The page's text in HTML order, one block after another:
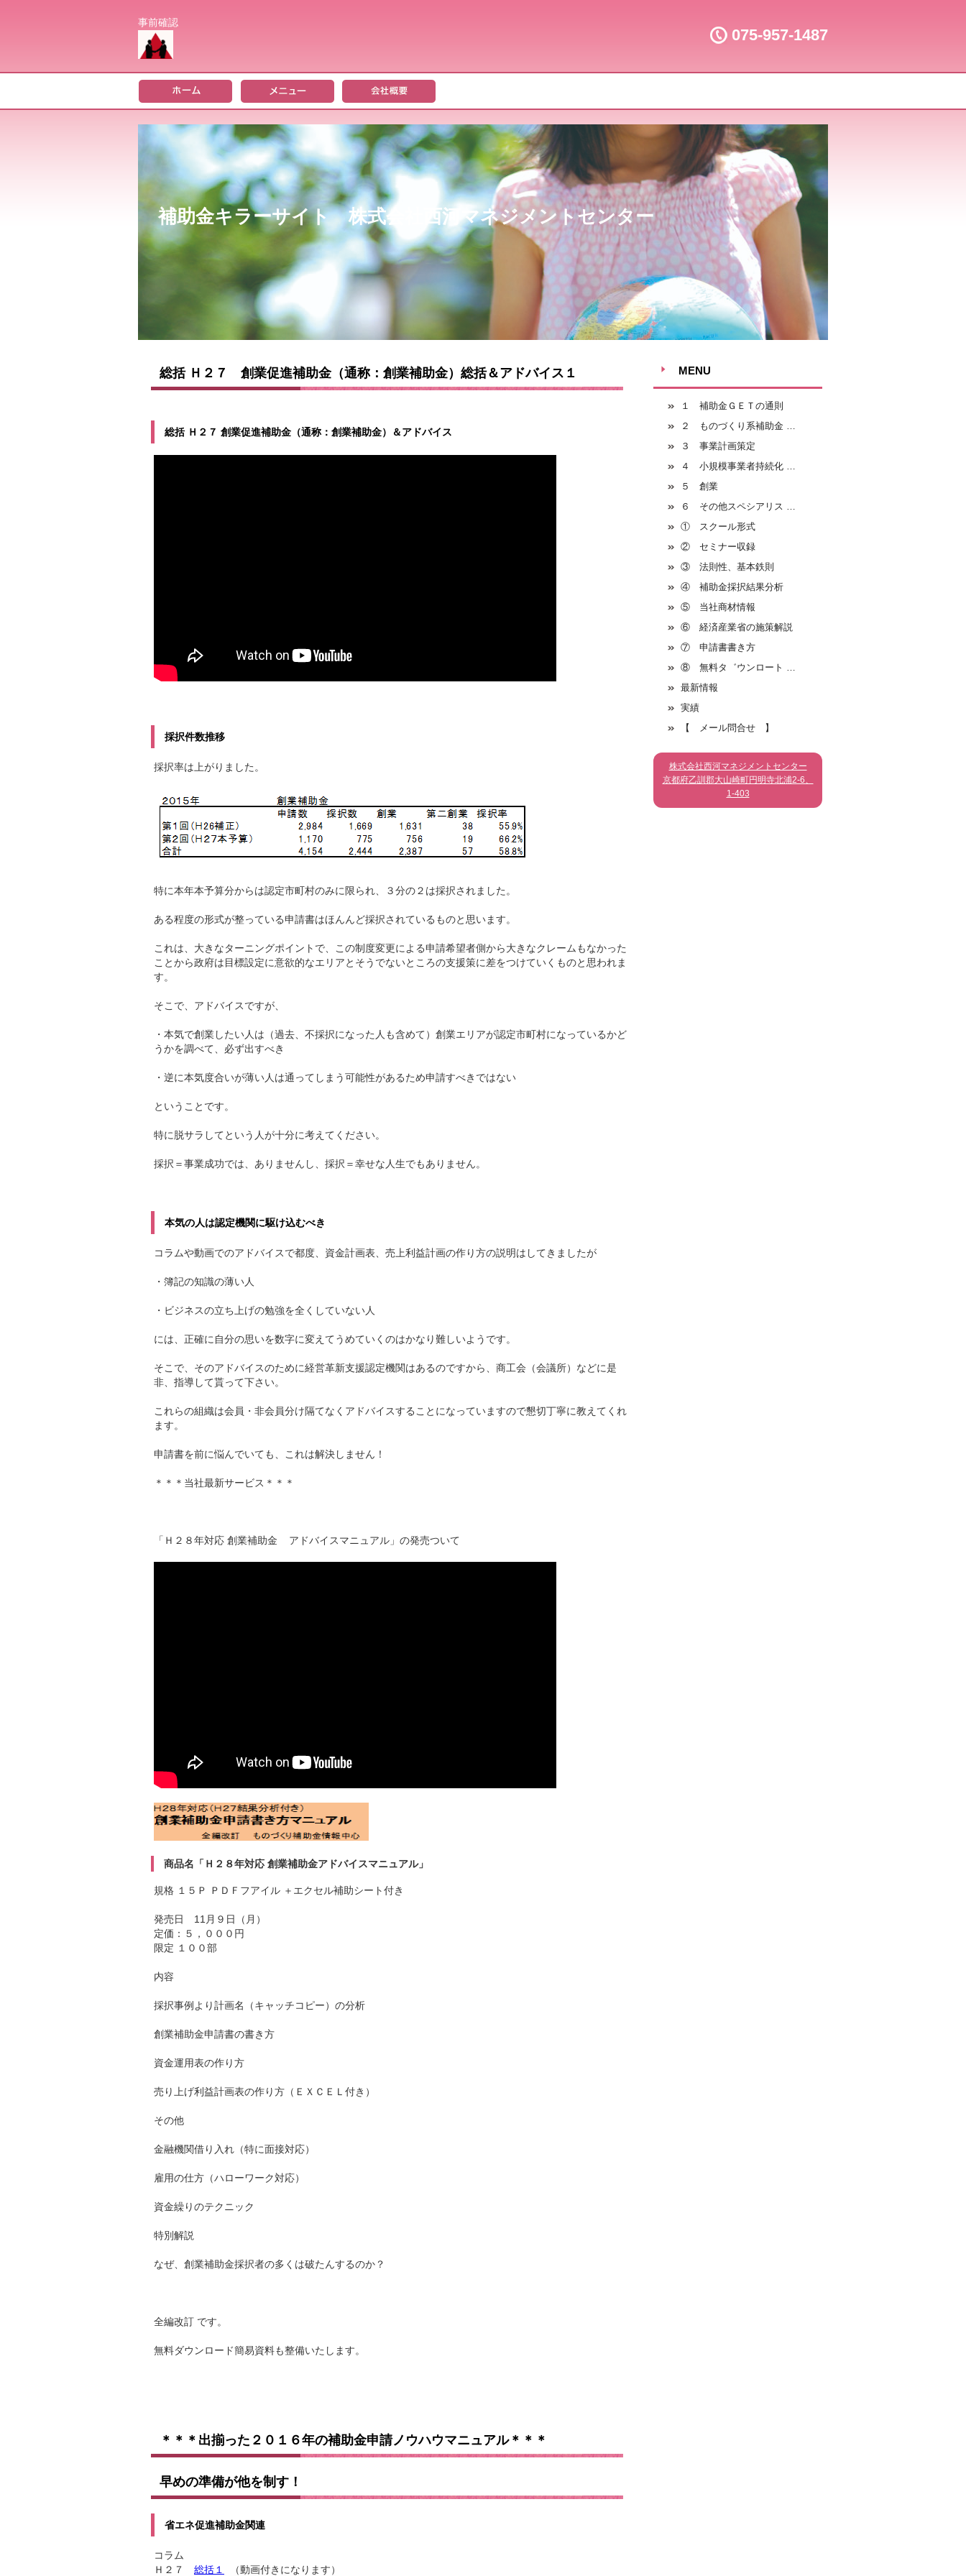
事前確認
075-957-1487
補助金キラーサイト 株式会社西河マネジメントセンター
総括 Ｈ２７ 創業促進補助金（通称：創業補助金）総括＆アドバイス１
総括 Ｈ２７ 創業促進補助金（通称：創業補助金）＆アドバイス
採択件数推移
採択率は上がりました。
特に本年本予算分からは認定市町村のみに限られ、３分の２は採択されました。
ある程度の形式が整っている申請書はほんんど採択されているものと思います。
これは、大きなターニングポイントで、この制度変更による申請希望者側から大きなクレームもなかった
ことから政府は目標設定に意欲的なエリアとそうでないところの支援策に差をつけていくものと思われま
す。
そこで、アドバイスですが、
・本気で創業したい人は（過去、不採択になった人も含めて）創業エリアが認定市町村になっているかど
うかを調べて、必ず出すべき
・逆に本気度合いが薄い人は通ってしまう可能性があるため申請すべきではない
ということです。
特に脱サラしてという人が十分に考えてください。
採択＝事業成功では、ありませんし、採択＝幸せな人生でもありません。
本気の人は認定機関に駆け込むべき
コラムや動画でのアドバイスで都度、資金計画表、売上利益計画の作り方の説明はしてきましたが
・簿記の知識の薄い人
・ビジネスの立ち上げの勉強を全くしていない人
には、正確に自分の思いを数字に変えてうめていくのはかなり難しいようです。
そこで、そのアドバイスのために経営革新支援認定機関はあるのですから、商工会（会議所）などに是
非、指導して貰って下さい。
これらの組織は会員・非会員分け隔てなくアドバイスすることになっていますので懇切丁寧に教えてくれ
ます。
申請書を前に悩んでいても、これは解決しません！
＊＊＊当社最新サービス＊＊＊
「Ｈ２８年対応 創業補助金 アドバイスマニュアル」の発売ついて
商品名「Ｈ２８年対応 創業補助金アドバイスマニュアル」
規格 １５Ｐ ＰＤＦフアイル ＋エクセル補助シート付き
発売日 11月９日（月）
定価：５，０００円
限定 １００部
内容
採択事例より計画名（キャッチコピー）の分析
創業補助金申請書の書き方
資金運用表の作り方
売り上げ利益計画表の作り方（ＥＸＣＥＬ付き）
その他
金融機関借り入れ（特に面接対応）
雇用の仕方（ハローワーク対応）
資金繰りのテクニック
特別解説
なぜ、創業補助金採択者の多くは破たんするのか？
全編改訂 です。
無料ダウンロード簡易資料も整備いたします。
＊＊＊出揃った２０１６年の補助金申請ノウハウマニュアル＊＊＊
早めの準備が他を制す！
省エネ促進補助金関連
コラム
Ｈ２７ 総括１ （動画付きになります）
MENU
１ 補助金ＧＥＴの通則
２ ものづくり系補助金 …
３ 事業計画策定
４ 小規模事業者持続化 …
５ 創業
６ その他スペシアリス …
① スクール形式
② セミナー収録
③ 法則性、基本鉄則
④ 補助金採択結果分析
⑤ 当社商材情報
⑥ 経済産業省の施策解説
⑦ 申請書書き方
⑧ 無料タ゛ウンロート …
最新情報
実績
【 メール問合せ 】
株式会社西河マネジメントセンター
京都府乙訓郡大山崎町円明寺北浦2-6、
1-403